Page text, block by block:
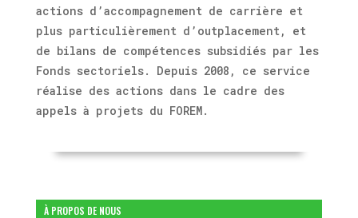
actions d’accompagnement de carrière et
plus particulièrement d’outplacement, et
de bilans de compétences subsidiés par les
Fonds sectoriels. Depuis 2008, ce service
réalise des actions dans le cadre des
appels à projets du FOREM.
À PROPOS DE NOUS